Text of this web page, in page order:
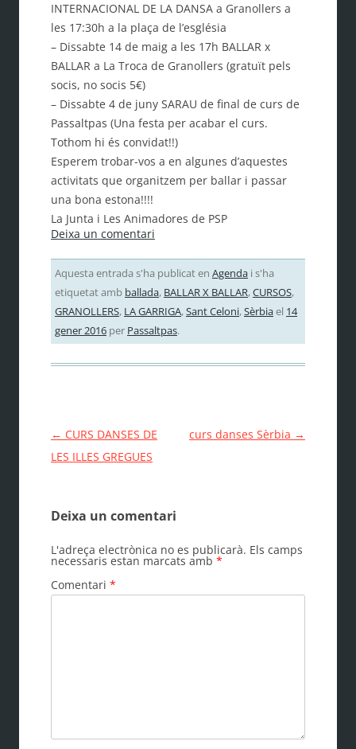
INTERNACIONAL DE LA DANSA a Granollers a
les 17:30h a la plaça de l’església
– Dissabte 14 de maig a les 17h BALLAR x
BALLAR a La Troca de Granollers (gratuït pels
socis, no socis 5€)
– Dissabte 4 de juny SARAU de final de curs de
Passaltpas (Una festa per acabar el curs.
Tothom hi és convidat!!)
Esperem trobar-vos a en algunes d’aquestes
activitats que organitzem per ballar i passar
una bona estona!!!!
La Junta i Les Animadores de PSP
Deixa un comentari
Aquesta entrada s'ha publicat en Agendai s'ha
etiquetat amb ballada, BALLAR X BALLAR,CURSOS,
GRANOLLERS, LA GARRIGA,Sant Celoni,Sèrbiael 14
gener 2016per Passaltpas.
Navegació
per
← CURS DANSES DE
LES ILLES GREGUES
curs danses Sèrbia →
Deixa un comentari
L'adreça electrònica no es publicarà. Els camps
necessaris estan marcats amb *
Comentari *